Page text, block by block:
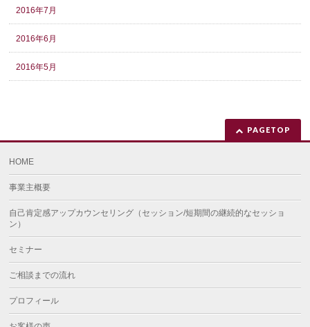
2016年7月
2016年6月
2016年5月
PAGETOP
HOME
事業主概要
自己肯定感アップカウンセリング（セッション/短期間の継続的なセッショ
ン）
セミナー
ご相談までの流れ
プロフィール